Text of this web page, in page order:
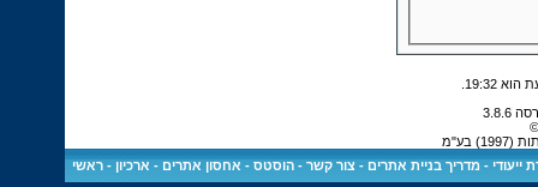
19:32
.
בע"מ
ייעודי -מדריך בניית אתרים -צור קשר -הוסטס - אחסון אתרים - ארכיון -ראשי